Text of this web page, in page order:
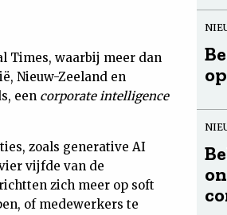
Times, waarbij meer dan
Nieuw-Zeeland en
een corporate intelligence
zoals generative AI
vijfde van de
zich meer op soft
of medewerkers te